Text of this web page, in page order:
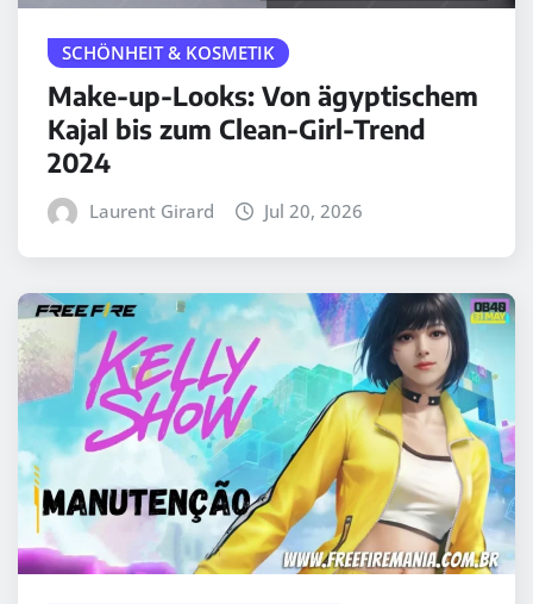
SCHÖNHEIT & KOSMETIK
Make-up-Looks: Von ägyptischem
Kajal bis zum Clean-Girl-Trend
2024
Laurent Girard Jul 20, 2026